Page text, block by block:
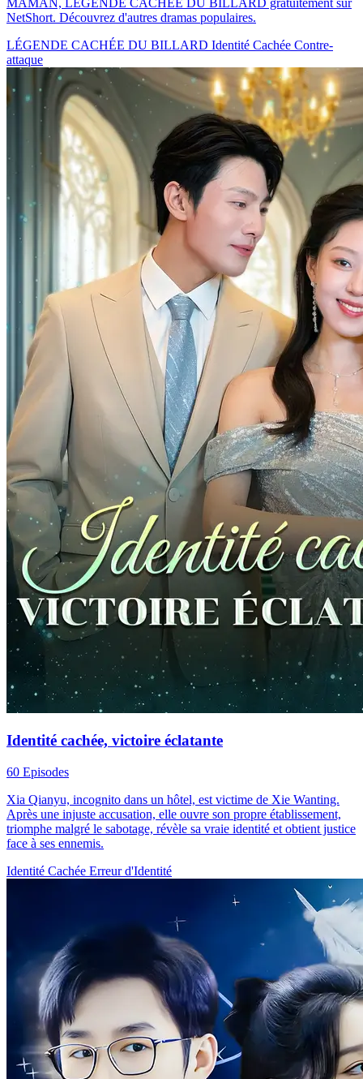
MAMAN, LÉGENDE CACHÉE DU BILLARD gratuitement sur
NetShort. Découvrez d'autres dramas populaires.
LÉGENDE CACHÉE DU BILLARD Identité Cachée Contre-
attaque
Identité cachée, victoire éclatante
60 Episodes
Xia Qianyu, incognito dans un hôtel, est victime de Xie Wanting.
Après une injuste accusation, elle ouvre son propre établissement,
triomphe malgré le sabotage, révèle sa vraie identité et obtient justice
face à ses ennemis.
Identité Cachée Erreur d'Identité